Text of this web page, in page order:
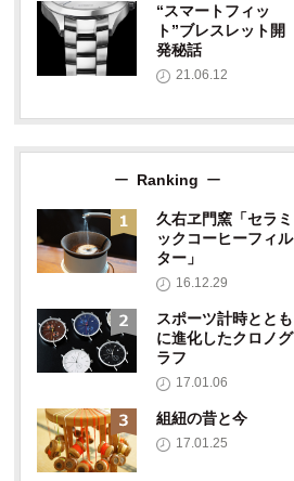
“スマートフィッ
ト”ブレスレット開
発秘話
21.06.12
Ranking
久右ヱ門窯「セラミ
ックコーヒーフィル
ター」
16.12.29
スポーツ計時ととも
に進化したクロノグ
ラフ
17.01.06
組紐の昔と今
17.01.25